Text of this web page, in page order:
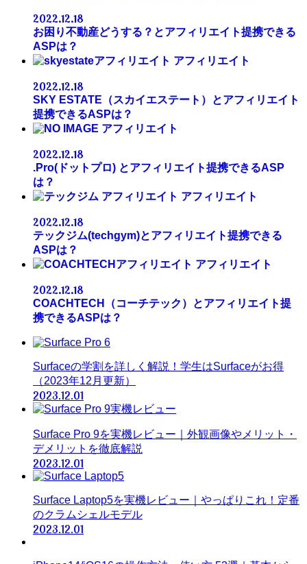
2022.12.18
お困り不動産どうする？とアフィリエイト提携できる
ASPは？
アフィリエイト
2022.12.18
SKY ESTATE（スカイエステート）とアフィリエイト
提携できるASPは？
アフィリエイト
2022.12.18
.Pro(ドットプロ) とアフィリエイト提携できるASP
は？
アフィリエイト
2022.12.18
テックジム(techgym)とアフィリエイト提携できる
ASPは？
アフィリエイト
2022.12.18
COACHTECH（コーチテック）とアフィリエイト提
携できるASPは？
Surfaceの学割を詳しく解説！学生はSurfaceがお得
（2023年12月更新）
2023.12.01
Surface Pro 9を実機レビュー｜外観画像やメリット・
デメリットを徹底解説
2023.12.01
Surface Laptop5を実機レビュー｜やっぱりこれ！定番
のクラムシェルモデル
2023.12.01